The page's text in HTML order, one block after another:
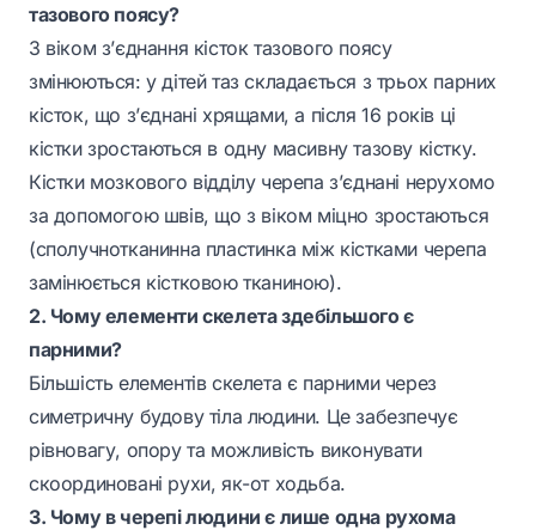
тазового поясу?
З віком з’єднання кісток тазового поясу
змінюються: у дітей таз складається з трьох парних
кісток, що з’єднані хрящами, а після 16 років ці
кістки зростаються в одну масивну тазову кістку.
Кістки мозкового відділу черепа з’єднані нерухомо
за допомогою швів, що з віком міцно зростаються
(сполучнотканинна пластинка між кістками черепа
замінюється кістковою тканиною).
2. Чому елементи скелета здебільшого є
парними?
Більшість елементів скелета є парними через
симетричну будову тіла людини. Це забезпечує
рівновагу, опору та можливість виконувати
скоординовані рухи, як-от ходьба.
3. Чому в черепі людини є лише одна рухома